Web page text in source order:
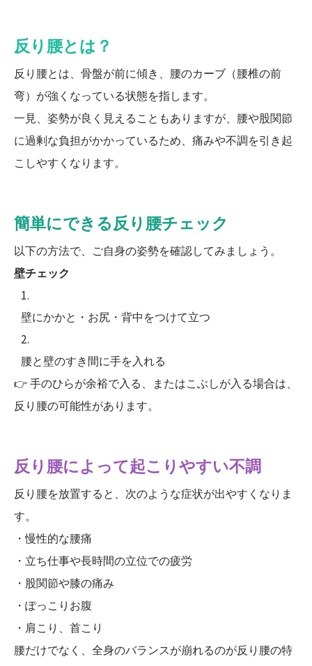
反り腰とは？
反り腰とは、骨盤が前に傾き、腰のカーブ（腰椎の前
弯）が強くなっている状態を指します。
一見、姿勢が良く見えることもありますが、腰や股関節
に過剰な負担がかかっているため、痛みや不調を引き起
こしやすくなります。
簡単にできる反り腰チェック
以下の方法で、ご自身の姿勢を確認してみましょう。
壁チェック
壁にかかと・お尻・背中をつけて立つ
腰と壁のすき間に手を入れる
👉 手のひらが余裕で入る、またはこぶしが入る場合は、
反り腰の可能性があります。
反り腰によって起こりやすい不調
反り腰を放置すると、次のような症状が出やすくなりま
す。
・慢性的な腰痛
・立ち仕事や長時間の立位での疲労
・股関節や膝の痛み
・ぽっこりお腹
・肩こり、首こり
腰だけでなく、全身のバランスが崩れるのが反り腰の特